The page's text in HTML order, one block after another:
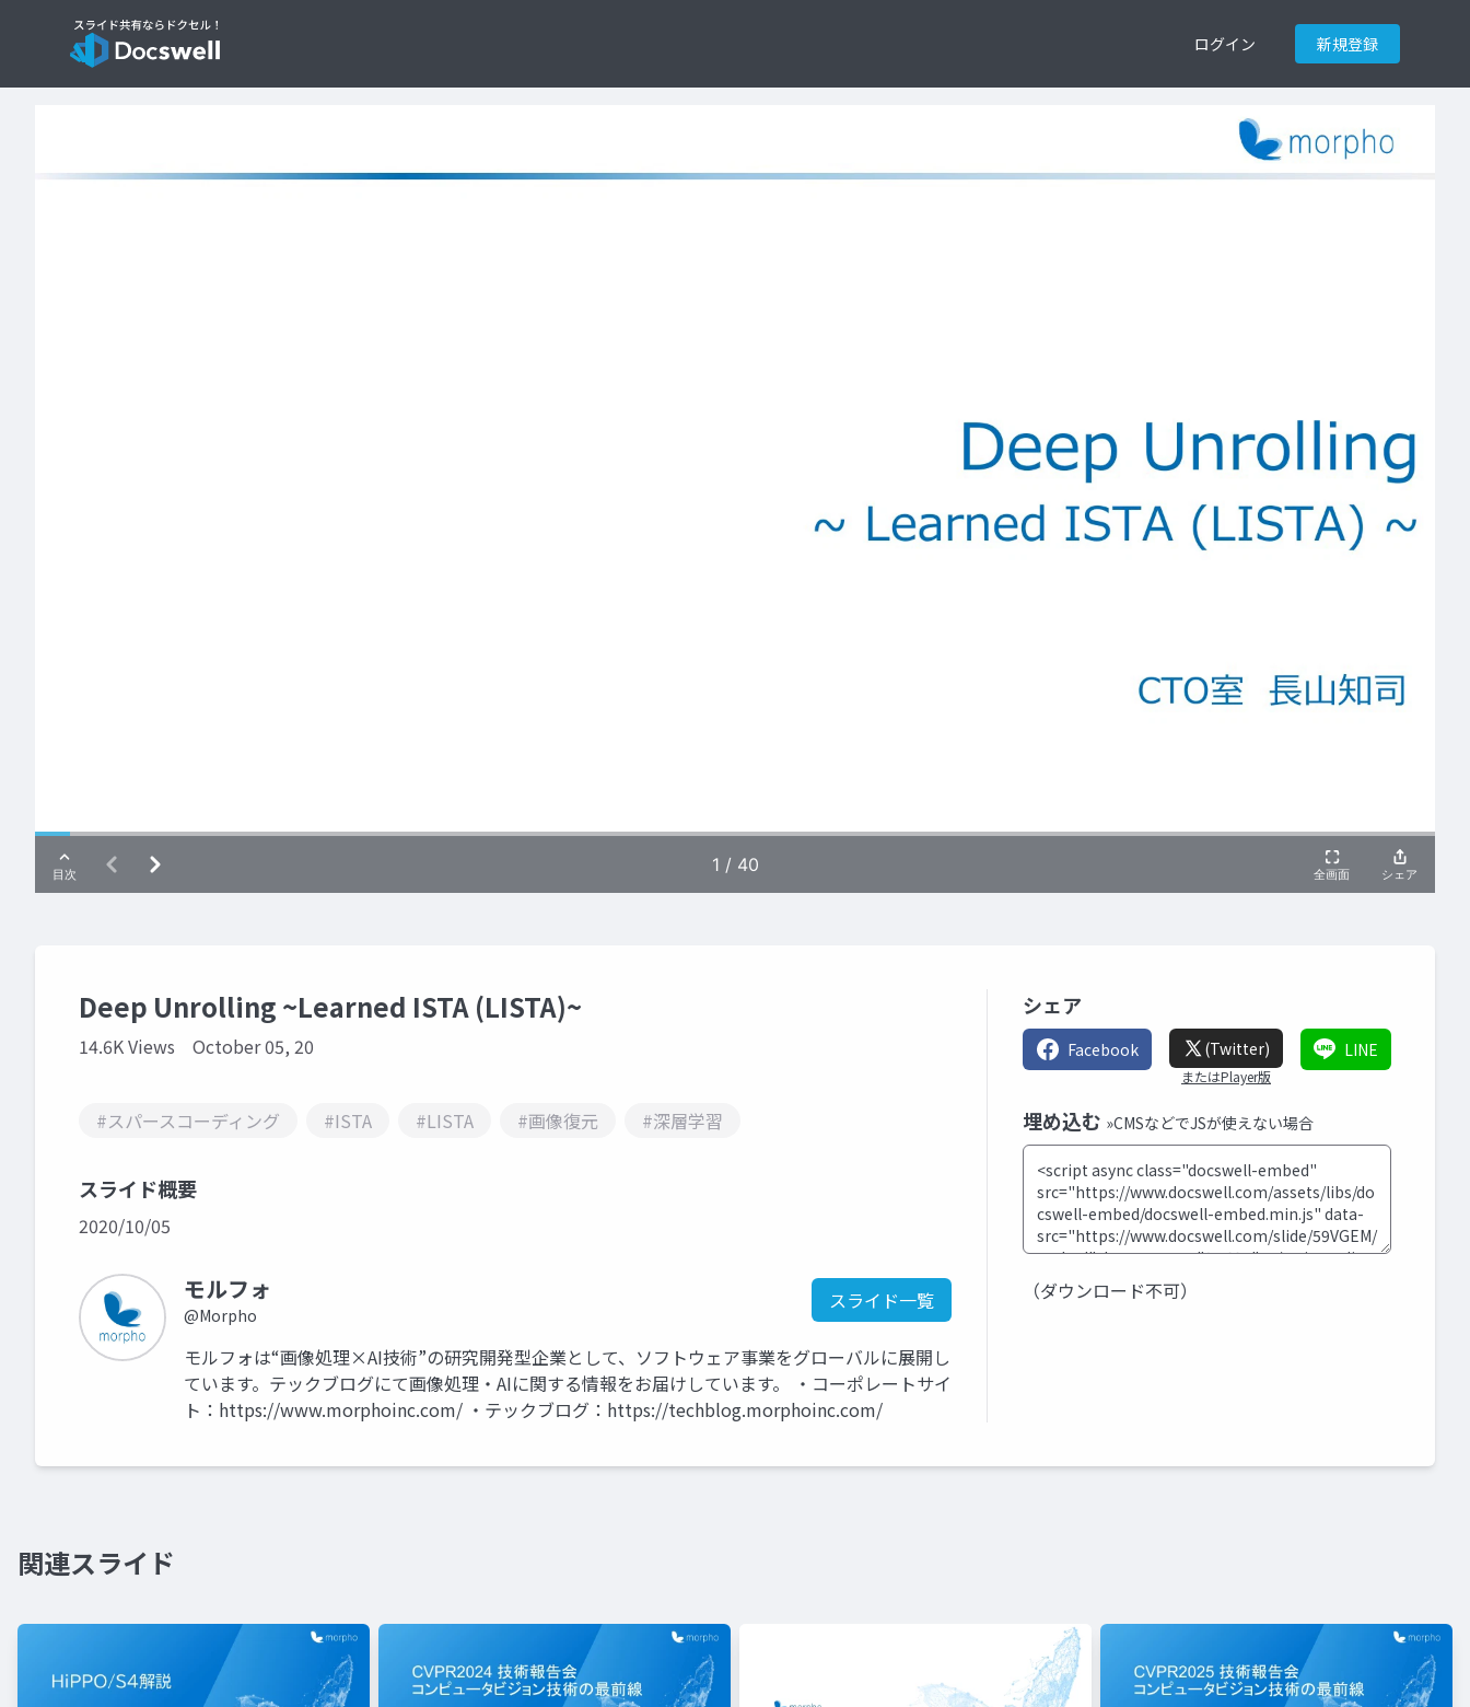
ログイン 新規登録
Deep Unrolling ~Learned ISTA (LISTA)~
14.6K Views October 05, 20
#スパースコーディング #ISTA #LISTA #画像復元 #深層学習
スライド概要
2020/10/05
モルフォ
@Morpho
スライド一覧
モルフォは“画像処理×AI技術”の研究開発型企業として、ソフトウェア事業をグローバルに展開し
ています。テックブログにて画像処理・AIに関する情報をお届けしています。 ・コーポレートサイ
ト：https://www.morphoinc.com/ ・テックブログ：https://techblog.morphoinc.com/
シェア
Facebook (Twitter)
またはPlayer版
LINE
埋め込む »CMSなどでJSが使えない場合
（ダウンロード不可）
関連スライド